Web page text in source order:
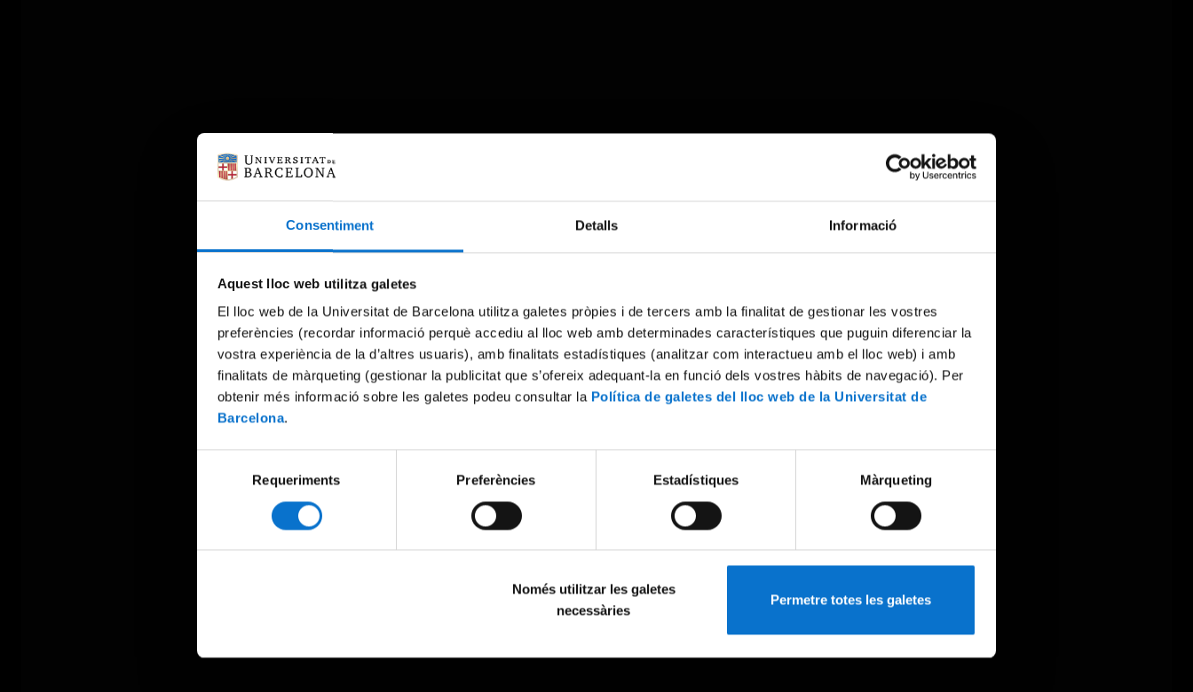
Consentiment Detalls Informació
Aquest lloc web utilitza galetes
El lloc web de la Universitat de Barcelona utilitza galetes pròpies i de tercers amb la finalitat de gestionar les vostres
preferències (recordar informació perquè accediu al lloc web amb determinades característiques que puguin diferenciar la
vostra experiència de la d’altres usuaris), amb finalitats estadístiques (analitzar com interactueu amb el lloc web) i amb
finalitats de màrqueting (gestionar la publicitat que s’ofereix adequant-la en funció dels vostres hàbits de navegació). Per
obtenir més informació sobre les galetes podeu consultar la Política de galetes del lloc web de la Universitat de
Barcelona.
Requeriments Preferències Estadístiques Màrqueting
Només utilitzar les galetes
necessàries
Permetre totes les galetes
Something went wrong
An error occurred, please try again later.
Try again